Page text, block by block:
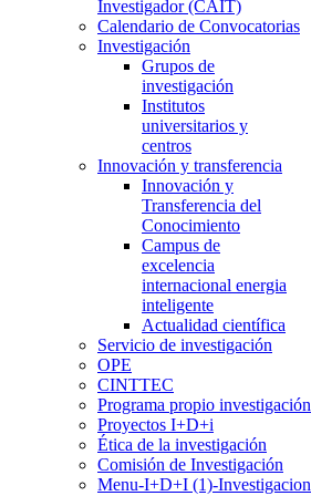
Investigador (CAIT)
Calendario de Convocatorias
Investigación
Grupos de
investigación
Institutos
universitarios y
centros
Innovación y transferencia
Innovación y
Transferencia del
Conocimiento
Campus de
excelencia
internacional energia
inteligente
Actualidad científica
Servicio de investigación
OPE
CINTTEC
Programa propio investigación
Proyectos I+D+i
Ética de la investigación
Comisión de Investigación
Menu-I+D+I (1)-Investigacion